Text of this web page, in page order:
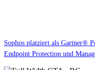
Sophos platziert als Gartner®
Endpoint Protection und